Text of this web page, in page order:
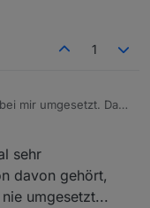
1
mir umgesetzt. Das
Adapter
Jahr.
sehr
davon gehört,
umgesetzt...